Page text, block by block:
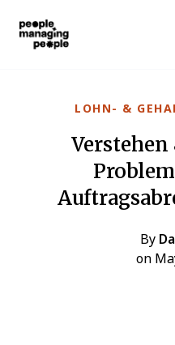
LOHN- &
By
on